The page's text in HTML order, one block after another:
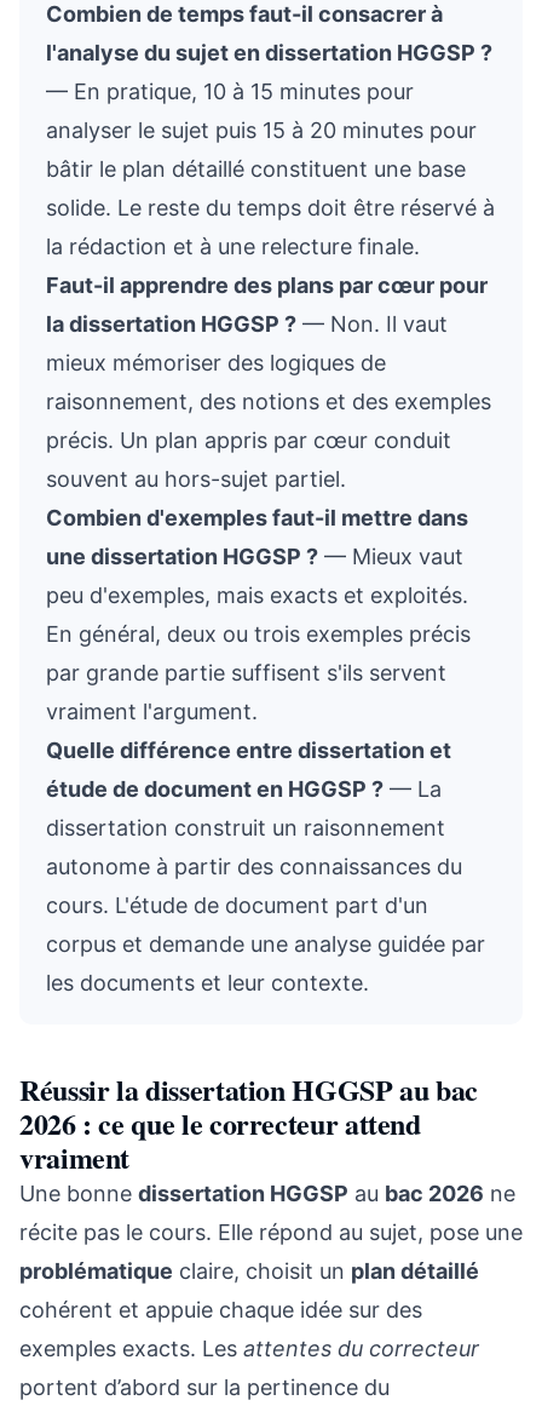
Combien de temps faut-il consacrer à
l'analyse du sujet en dissertation HGGSP ?
— En pratique, 10 à 15 minutes pour
analyser le sujet puis 15 à 20 minutes pour
bâtir le plan détaillé constituent une base
solide. Le reste du temps doit être réservé à
la rédaction et à une relecture finale.
Faut-il apprendre des plans par cœur pour
la dissertation HGGSP ? — Non. Il vaut
mieux mémoriser des logiques de
raisonnement, des notions et des exemples
précis. Un plan appris par cœur conduit
souvent au hors-sujet partiel.
Combien d'exemples faut-il mettre dans
une dissertation HGGSP ? — Mieux vaut
peu d'exemples, mais exacts et exploités.
En général, deux ou trois exemples précis
par grande partie suffisent s'ils servent
vraiment l'argument.
Quelle différence entre dissertation et
étude de document en HGGSP ? — La
dissertation construit un raisonnement
autonome à partir des connaissances du
cours. L'étude de document part d'un
corpus et demande une analyse guidée par
les documents et leur contexte.
Réussir la dissertation HGGSP au bac
2026 : ce que le correcteur attend
vraiment
Une bonne dissertation HGGSP au bac 2026 ne
récite pas le cours. Elle répond au sujet, pose une
problématique claire, choisit un plan détaillé
cohérent et appuie chaque idée sur des
exemples exacts. Les attentes du correcteur
portent d’abord sur la pertinence du